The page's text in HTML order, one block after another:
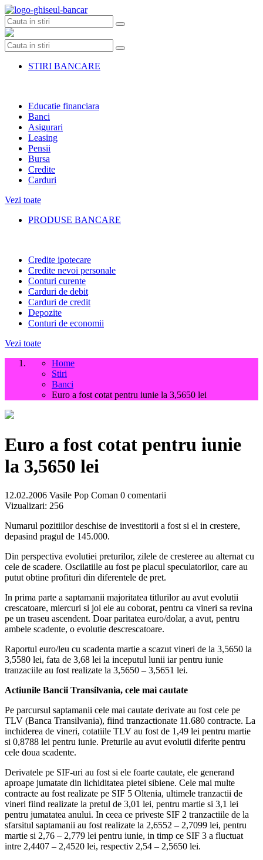
Skip
to
content
STIRI BANCARE
Educatie financiara
Banci
Asigurari
Leasing
Pensii
Bursa
Credite
Carduri
Vezi toate
PRODUSE BANCARE
Credite ipotecare
Credite nevoi personale
Conturi curente
Carduri de debit
Carduri de credit
Depozite
Conturi de economii
Vezi toate
Home
Stiri
Banci
Euro a fost cotat pentru iunie la 3,5650 lei
Euro a fost cotat pentru iunie
la 3,5650 lei
12.02.2006 Vasile Pop Coman 0 comentarii
Vizualizari: 256
Numarul pozitiilor deschise de investitorii a fost si el in crestere,
depasind pragul de 145.000.
Din perspectiva evolutiei preturilor, zilele de cresteree au alternat cu
cele de scadere. Oscilatiile au fost pe placul speculatorilor, care au
putut obtine profituri din diferentele de pret.
In prima parte a saptamanii majoritatea titlurilor au avut evolutii
crescatoare, miercuri si joi ele au coborat, pentru ca vineri sa revina
pe un traseu ascendent. Doar paritatea euro/dolar, a avut, pentru
ambele scadente, o evolutie descrescatoare.
Raportul euro/leu cu scadenta martie a scazut vineri de la 3,5650 la
3,5580 lei, fata de 3,68 lei la inceputul lunii iar pentru iunie
tranzaciile au fost realizate la 3,5650 – 3,5651 lei.
Actiunile Bancii Transilvania, cele mai cautate
Pe parcursul saptamanii cele mai cautate derivate au fost cele pe
TLV (Banca Transilvania), fiind tranzactionate 11.680 contracte. La
inchiderea de vineri, cotatiile TLV au fost de 1,49 lei pentru martie
si 0,8788 lei pentru iunie. Preturile au avut evolutii diferite pentru
cele doua scadente.
Derivatele pe SIF-uri au fost si ele foarte cautate, ele generand
aproape jumatate din lichiditatea pietei sibiene. Cele mai multe
contracte au fost realizate pe SIF 5 Oltenia, ultimele tranzactii de
vineri fiind realizate la pretul de 3,01 lei, pentru martie si 3,1 lei
pentru jumatatea anului. In ceea ce priveste SIF 2 tranzactiile de la
sfarsitul saptamanii au fost realizate la 2,6552 – 2,7099 lei, pentru
martie si 2,76 – 2,779 lei pentru iunie, in timp ce SIF 3 a fluctuat
intre 2,4407 – 2,4520 lei, respectiv 2,54 – 2,5650 lei.